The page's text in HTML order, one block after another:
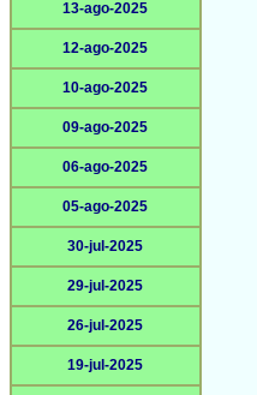
13-ago-2025
12-ago-2025
10-ago-2025
09-ago-2025
06-ago-2025
05-ago-2025
30-jul-2025
29-jul-2025
26-jul-2025
19-jul-2025